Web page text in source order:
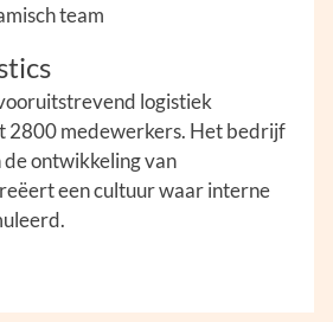
team
logistiek
2800 medewerkers. Het bedrijf
ontwikkeling van
een cultuur waar interne